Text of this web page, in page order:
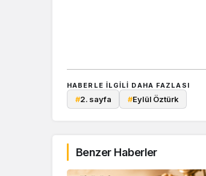
HABERLE ILGILI DAHA FAZLASI
#2. sayfa #Eylül Öztürk
Benzer Haberler